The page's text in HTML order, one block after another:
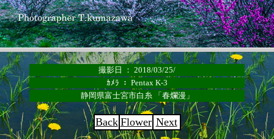
撮影日 ： 2018/03/25/
ｶﾒﾗ ： Pentax K-3
静岡県富士宮市白糸 「春爛漫」
Back Flower Next